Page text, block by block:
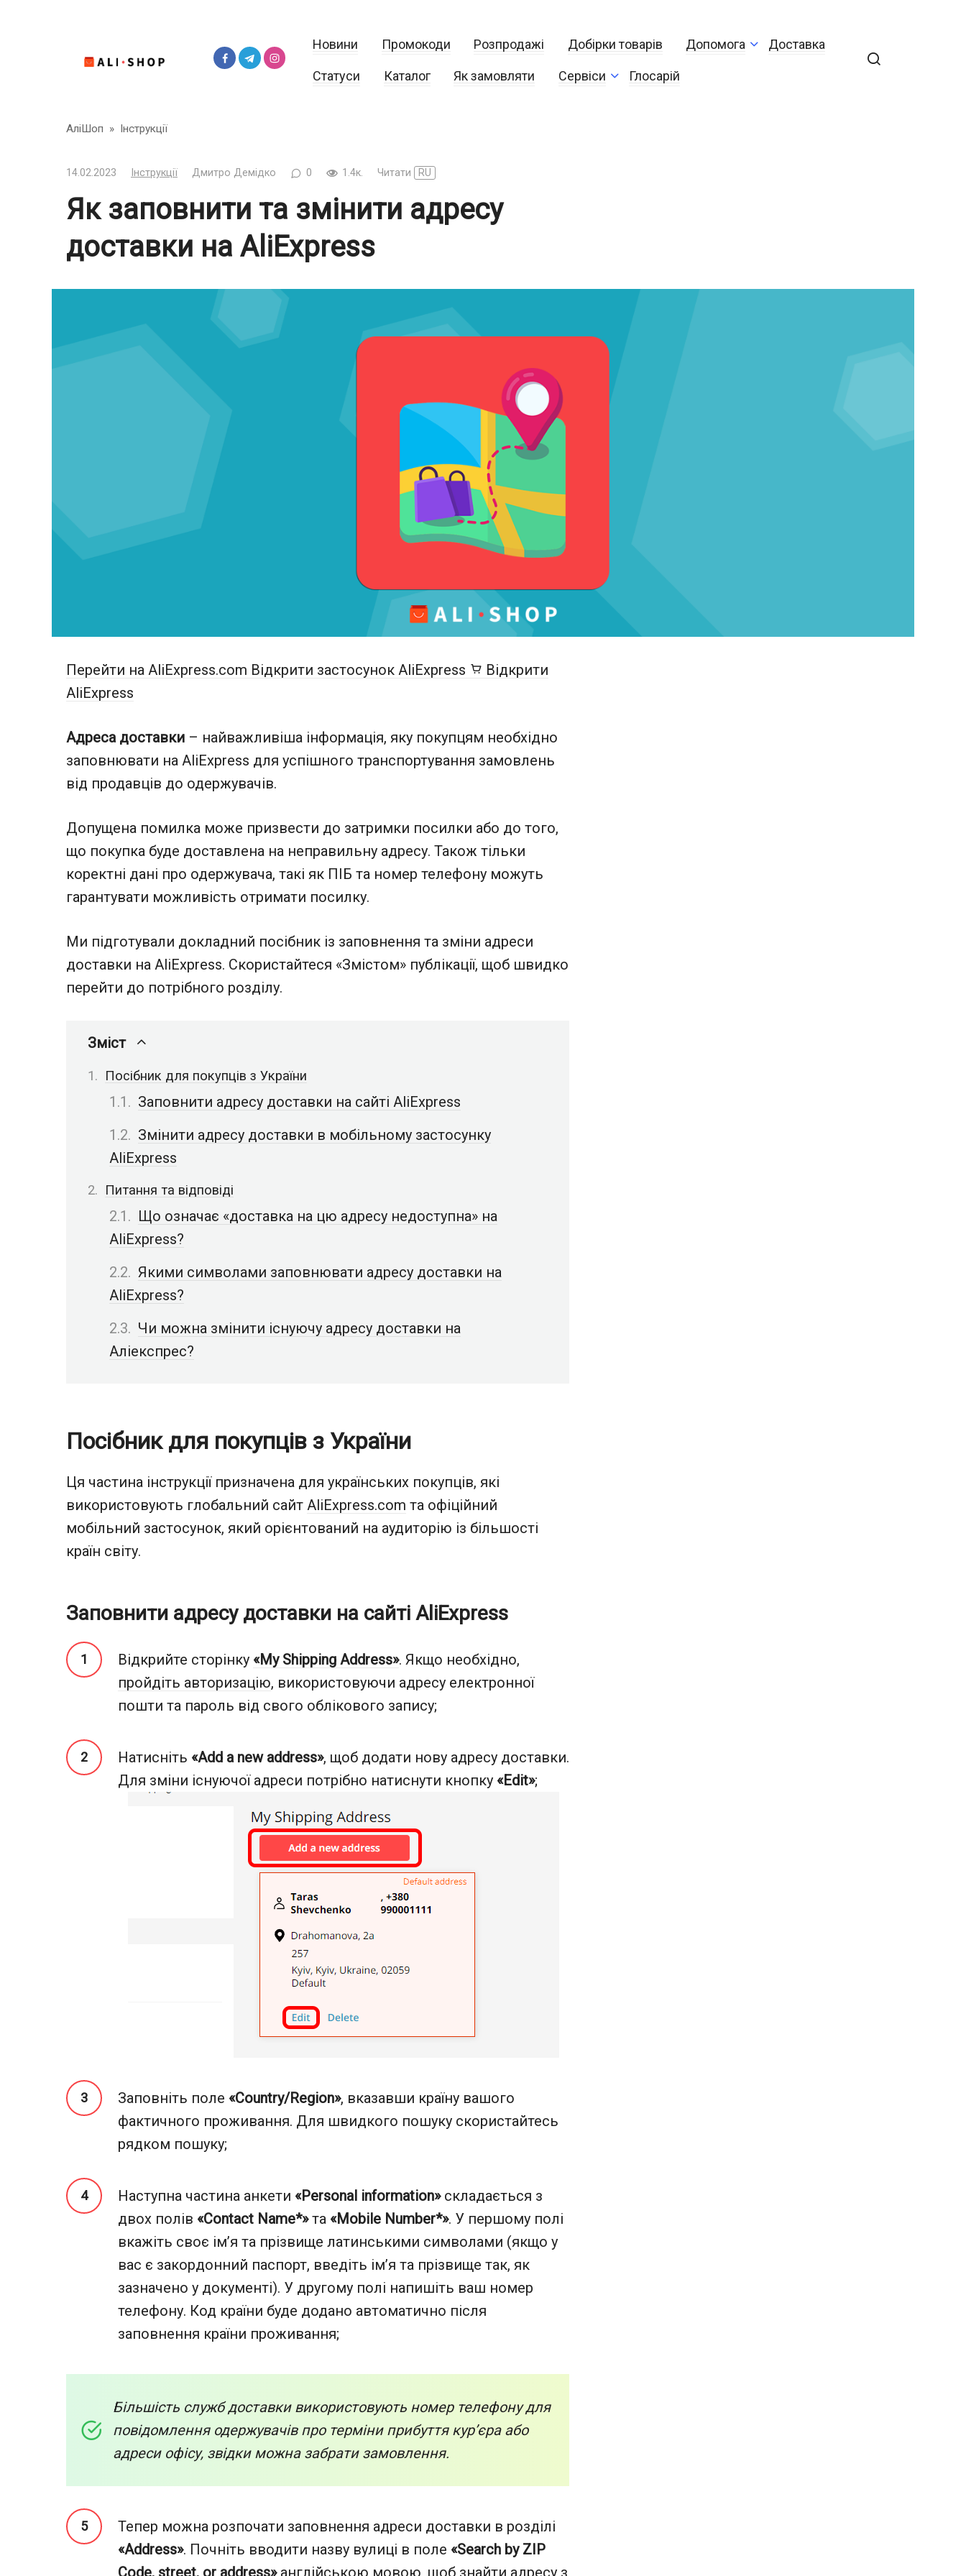
Новини Промокоди Розпродажі Добірки товарів Допомога Доставка
Статуси Каталог Як замовляти Сервіси Глосарій
АліШоп » Інструкції
14.02.2023 Інструкції Дмитро Демідко 0 1.4к. Читати RU
Як заповнити та змінити адресу
доставки на AliExpress
Перейти на AliExpress.com Відкрити застосунок AliExpress
Відкрити
AliExpress
Адреса доставки – найважливіша інформація, яку покупцям необхідно
заповнювати на AliExpress для успішного транспортування замовлень
від продавців до одержувачів.
Допущена помилка може призвести до затримки посилки або до того,
що покупка буде доставлена на неправильну адресу. Також тільки
коректні дані про одержувача, такі як ПІБ та номер телефону можуть
гарантувати можливість отримати посилку.
Ми підготували докладний посібник із заповнення та зміни адреси
доставки на AliExpress. Скористайтеся «Змістом» публікації, щоб швидко
перейти до потрібного розділу.
Зміст
Посібник для покупців з України
Заповнити адресу доставки на сайті AliExpress
Змінити адресу доставки в мобільному застосунку
AliExpress
Питання та відповіді
Що означає «доставка на цю адресу недоступна» на
AliExpress?
Якими символами заповнювати адресу доставки на
AliExpress?
Чи можна змінити існуючу адресу доставки на
Аліекспрес?
Посібник для покупців з України
Ця частина інструкції призначена для українських покупців, які
використовують глобальний сайт AliExpress.com та офіційний
мобільний застосунок, який орієнтований на аудиторію із більшості
країн світу.
Заповнити адресу доставки на сайті AliExpress
Відкрийте сторінку «My Shipping Address». Якщо необхідно,
пройдіть авторизацію, використовуючи адресу електронної
пошти та пароль від свого облікового запису;
Натисніть «Add a new address», щоб додати нову адресу доставки.
Для зміни існуючої адреси потрібно натиснути кнопку «Edit»;
Заповніть поле «Country/Region», вказавши країну вашого
фактичного проживання. Для швидкого пошуку скористайтесь
рядком пошуку;
Наступна частина анкети «Personal information»складається з
двох полів «Contact Name*»та «Mobile Number*». У першому полі
вкажіть своє ім’я та прізвище латинськими символами (якщо у
вас є закордонний паспорт, введіть ім’я та прізвище так, як
зазначено у документі). У другому полі напишіть ваш номер
телефону. Код країни буде додано автоматично після
заповнення країни проживання;
Більшість служб доставки використовують номер телефону для
повідомлення одержувачів про терміни прибуття кур’єра або
адреси офісу, звідки можна забрати замовлення.
Тепер можна розпочати заповнення адреси доставки в розділі
«Address». Почніть вводити назву вулиці в поле «Search by ZIP
Code, street, or address»англійською мовою, щоб знайти адресу з